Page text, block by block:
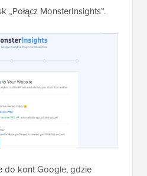
„Połącz MonsterInsights”.
do kont Google, gdzie